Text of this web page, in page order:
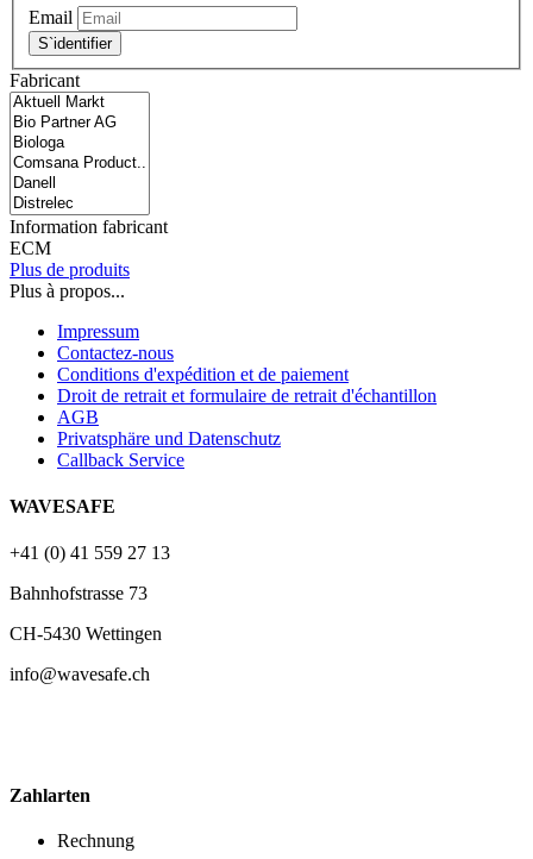
Email
S`identifier
Fabricant
Information fabricant
ECM
Plus de produits
Plus à propos...
Impressum
Contactez-nous
Conditions d'expédition et de paiement
Droit de retrait et formulaire de retrait d'échantillon
AGB
Privatsphäre und Datenschutz
Callback Service
WAVESAFE
+41 (0) 41 559 27 13
Bahnhofstrasse 73
CH-5430 Wettingen
info@wavesafe.ch
Zahlarten
Rechnung